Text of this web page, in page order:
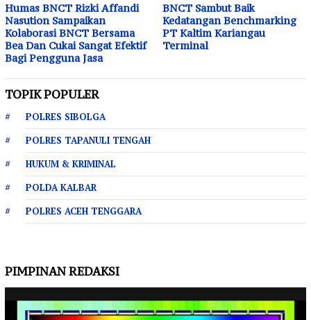
Humas BNCT Rizki Affandi
Nasution Sampaikan
Kolaborasi BNCT Bersama
Bea Dan Cukai Sangat Efektif
Bagi Pengguna Jasa
BNCT Sambut Baik
Kedatangan Benchmarking
PT Kaltim Kariangau
Terminal
TOPIK POPULER
POLRES SIBOLGA
POLRES TAPANULI TENGAH
HUKUM & KRIMINAL
POLDA KALBAR
POLRES ACEH TENGGARA
PIMPINAN REDAKSI